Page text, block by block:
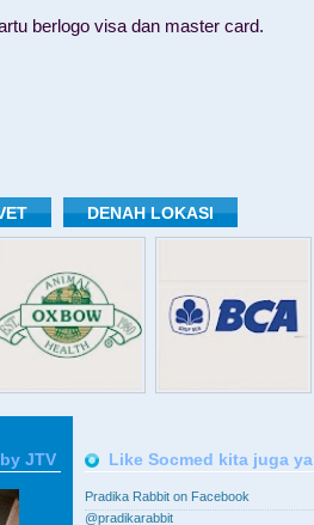
berlogo visa dan master card.
DENAH LOKASI
Like Socmed kita juga ya
Pradika Rabbit on Facebook
@pradikarabbit
JTV